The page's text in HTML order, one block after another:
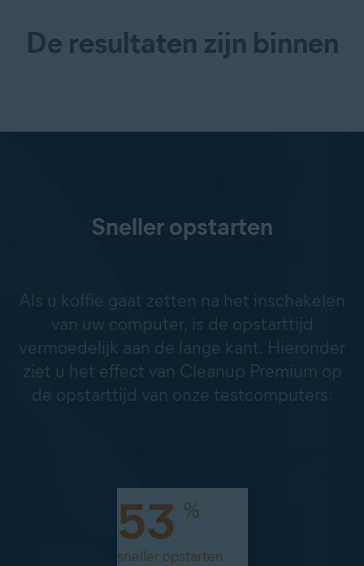
De resultaten zijn binnen
Sneller opstarten
Als u koffie gaat zetten na het inschakelen
van uw computer, is de opstarttijd
vermoedelijk aan de lange kant. Hieronder
ziet u het effect van Cleanup Premium op
de opstarttijd van onze testcomputers:
53 %
sneller opstarten